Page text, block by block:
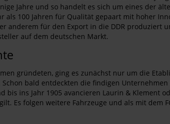
Jahre und so handelt es sich um eines der
100 Jahren für Qualität gepaart mit hoher
anderem für den Export in die DDR produziert
auf dem deutschen Markt.
gründeten, ging es zunächst nur um die
bald entdeckten die findigen
ins Jahr 1905 avancieren Laurin & Klement
Es folgen weitere Fahrzeuge und als mit